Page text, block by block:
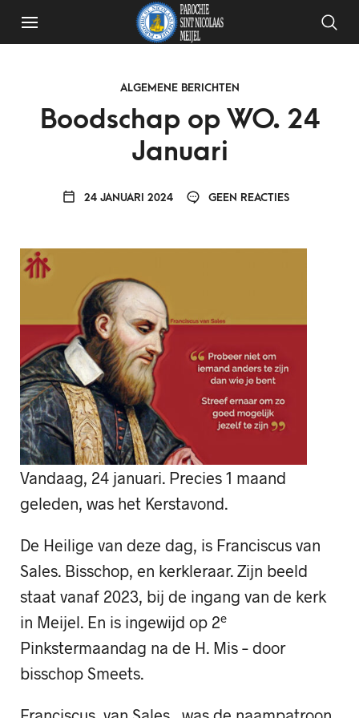
ALGEMENE BERICHTEN
Boodschap op WO. 24
Januari
24 JANUARI 2024 GEEN REACTIES
Vandaag, 24 januari. Precies 1 maand
geleden, was het Kerstavond.
De Heilige van deze dag, is Franciscus van
Sales. Bisschop, en kerkleraar. Zijn beeld
staat vanaf 2023, bij de ingang van de kerk
in Meijel. En is ingewijd op 2e
Pinkstermaandag na de H. Mis – door
bisschop Smeets.